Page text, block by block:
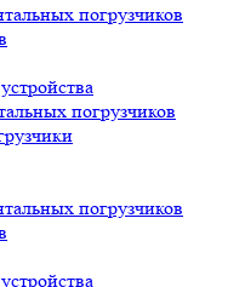
погрузчиков
погрузчиков
погрузчиков